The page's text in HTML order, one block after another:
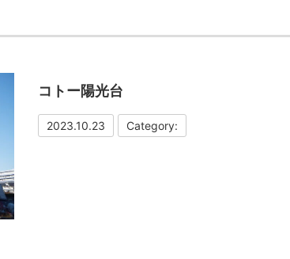
コトー陽光台
2023.10.23 Category: